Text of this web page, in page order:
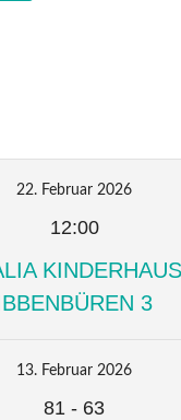
22. Februar 2026
12:00
3
13. Februar 2026
81 - 63